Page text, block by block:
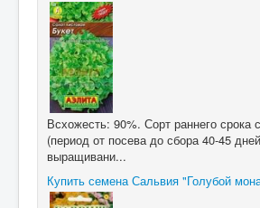
Всхожесть: 90%. Сорт раннего срока
(период от посева до сбора 40-45
выращивани...
Купить семена Сальвия "Голубой